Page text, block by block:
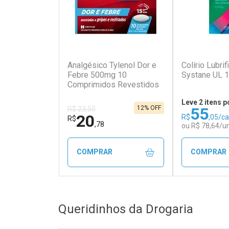
Analgésico Tylenol Dor e
Febre 500mg 10
Comprimidos Revestidos
R$ 23,50
R$20,78
12% OFF
COMPRAR
Laboratório
Por Menos
Colírio
Systane UL
Leve 2 itens
R$55,05/
ou R$ 78,64/
COMPRAR
Por
Queridinhos da Drogaria